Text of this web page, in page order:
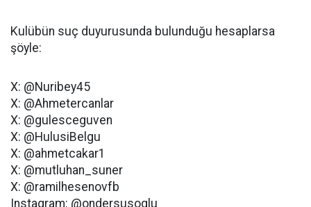
Kulübün suç duyurusunda bulunduğu hesaplarsa
şöyle:
X: @Nuribey45
X: @Ahmetercanlar
X: @gulesceguven
X: @HulusiBelgu
X: @ahmetcakar1
X: @mutluhan_suner
X: @ramilhesenovfb
Instagram: @ondersusoglu